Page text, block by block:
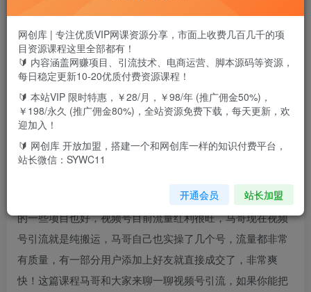
今天来给大家拆解一个视频号纯搬运引流创业粉每天300+的
方法，也是外面卖6980的教程。视频号属于微信自己的亲弟
实卷不过抖音了，那现在爆火的视频号分成计划也好等等别
的一些项目也好，视频号目前流量红利很旺，马哥现在视频
号引流就是纯搬运，马哥自己也实操了几个号，流量都非常
有质量，有一部分用户添加上好友就直接成交了，非常爽
快！这篇课程马哥和大家来聊一聊视频号引流，如果你能把
网创库 | 专注优质VIP网课资源分享，市面上收费几百几千的项
目资源课程这里全部都有！
🔰 内容涵盖网赚项目、引流技术、电商运营、脚本源码等资源，
每日稳定更新10-20优质付费资源课程！
🔰 本站VIP 限时特惠，￥28/月，￥98/年 (推广佣金50%)，
￥198/永久 (推广佣金80%)，全站资源免费下载，每天更新，欢
迎加入！
🔰 网创库 开放加盟，搭建一个和网创库一样的知识付费平台，
站长微信：SYWC11
开通会员 站长加盟